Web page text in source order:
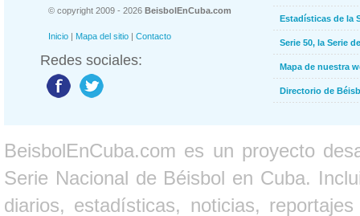
© copyright 2009 - 2026 BeisbolEnCuba.com
Inicio | Mapa del sitio | Contacto
Redes sociales:
Estadísticas de la
Serie 50, la Serie
Mapa de nuestra
Directorio de
BeisbolEnCuba.com es un proyecto
Serie Nacional de Béisbol en Cuba.
diarios, estadísticas, noticias,